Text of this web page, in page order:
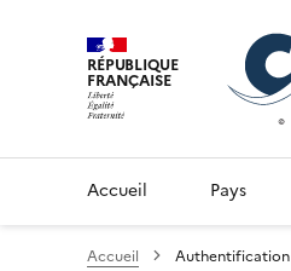
RÉPUBLIQUE
FRANÇAISE
Accueil Pays
Accueil Authentification